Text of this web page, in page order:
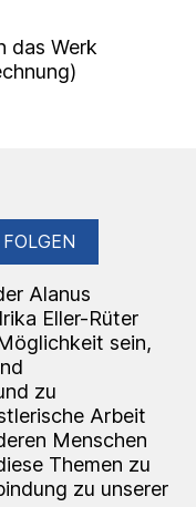
das Werk
FOLGEN
Alanus
Eller-Rüter
sein,
zu
Arbeit
Menschen
Themen zu
zu unserer